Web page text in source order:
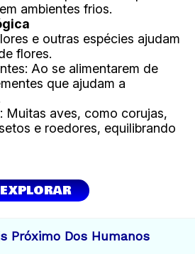
ambientes frios.
e outras espécies ajudam
flores.
Ao se alimentarem de
que ajudam a
Muitas aves, como corujas,
e roedores, equilibrando
EXPLORAR
Próximo Dos Humanos